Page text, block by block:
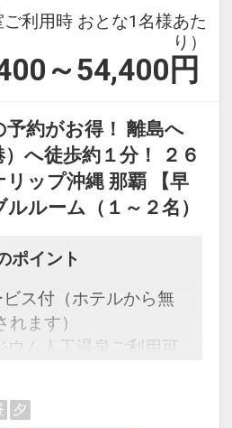
は客室に備え付けの
6月1日～2026年10月
ース番号：DP-1-
4月1日～2027年3月
ース番号：DP-1-
ご利用時 おとな1名様あた
り）
～54,400 円
予約がお得！ 離島へ
へ徒歩約１分！ ２６
ップ沖縄 那覇 【早
ルーム（１～２名）
ポイント
ス付（ホテルから無
ます）
ウム人工温泉ご利用可
夕